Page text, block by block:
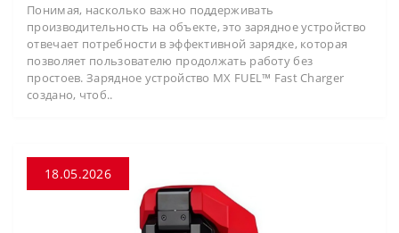
Понимая, насколько важно поддерживать
производительность на объекте, это зарядное устройство
отвечает потребности в эффективной зарядке, которая
позволяет пользователю продолжать работу без
простоев. Зарядное устройство MX FUEL™ Fast Charger
создано, чтоб..
18.05.2026